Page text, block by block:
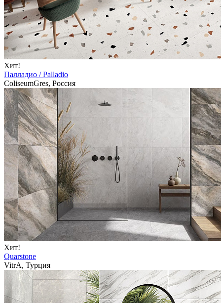
Хит!
Палладио / Palladio
ColiseumGres, Россия
Хит!
Quarstone
VitrA, Турция